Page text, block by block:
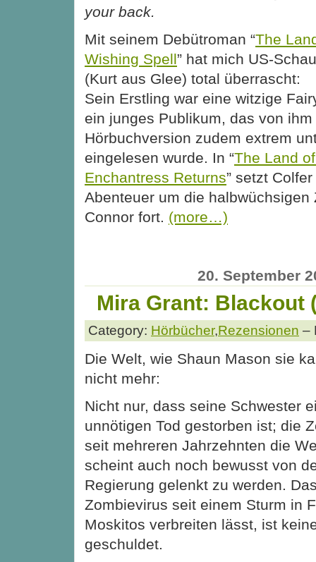
your back.
Mit seinem Debütroman “The
Wishing Spell” hat mich US-
(Kurt aus Glee) total überrascht:
Sein Erstling war eine witzige
ein junges Publikum, das von
Hörbuchversion zudem extrem
eingelesen wurde. In “The Land
Enchantress Returns” setzt
Abenteuer um die halbwüchsigen
Connor fort. (more…)
20. September
Mira Grant: Blackout
Category: Hörbücher,Rezensionen –
Die Welt, wie Shaun Mason sie
nicht mehr:
Nicht nur, dass seine Schwester
unnötigen Tod gestorben ist; die
seit mehreren Jahrzehnten die
scheint auch noch bewusst von
Regierung gelenkt zu werden.
Zombievirus seit einem Sturm in
Moskitos verbreiten lässt, ist
geschuldet.